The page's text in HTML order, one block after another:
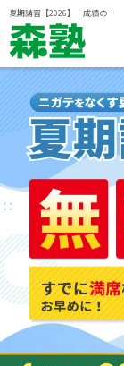
夏期講習【2026】｜成績の上がる個別指導塾なら森塾
小学生の個
中学生の個
高校生の個
森塾を知る
森塾を知
入塾について
成績保証
以下の基準を
期目の対象科
指導させてい
入塾後2学
ず1回以上
【60点未満
→受講科目
【60点以上
→受講科目